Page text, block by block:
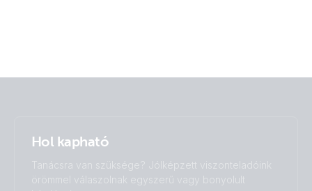
Hol kapható
Tanácsra van szüksége? Jólképzett viszonteladóink
örömmel válaszolnak egyszerű vagy bonyolult